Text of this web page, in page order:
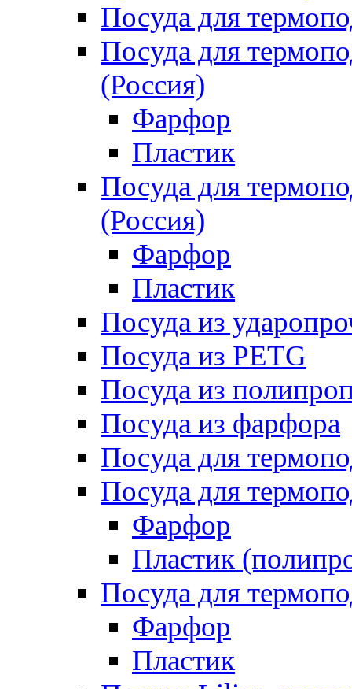
Посуда для
Посуда для
(Россия)
Фарфор
Пластик
Посуда для
(Россия)
Фарфор
Пластик
Посуда из
Посуда из PETG
Посуда из
Посуда из фарфора
Посуда для
Посуда для
Фарфор
Пластик
Посуда для
Фарфор
Пластик